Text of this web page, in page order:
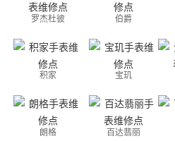
罗杰杜彼 伯爵
积家 宝玑
朗格 百达翡丽